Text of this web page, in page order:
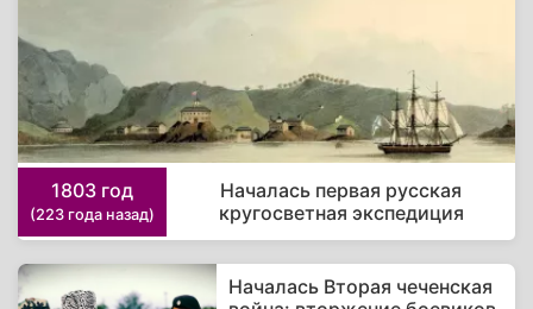
1803 год
(223 года назад)
Началась первая русская
кругосветная экспедиция
Началась Вторая чеченская